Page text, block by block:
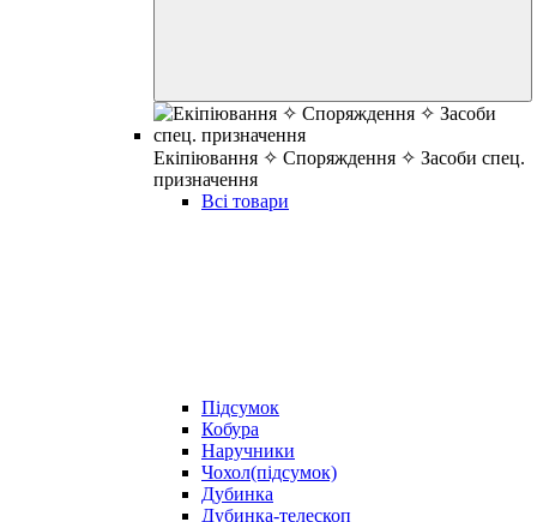
Екіпіювання ✧ Споряждення ✧ Засоби спец.
призначення
Всі товари
Підсумок
Кобура
Наручники
Чохол(підсумок)
Дубинка
Дубинка-телескоп